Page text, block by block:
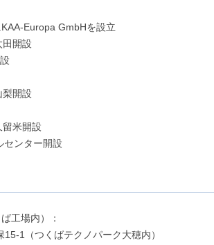
Europa GmbHを設立
開設
開設
米開設
ンター開設
工場内）：
1（つくばテクノパーク大穂内）